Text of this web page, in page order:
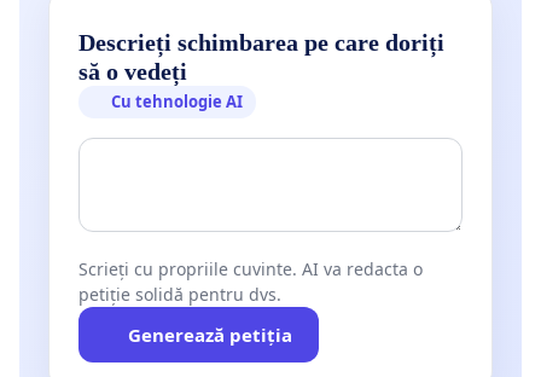
Descrieți schimbarea pe care doriți
să o vedeți
Cu tehnologie AI
Scrieți cu propriile cuvinte. AI va redacta o
petiție solidă pentru dvs.
Generează petiția